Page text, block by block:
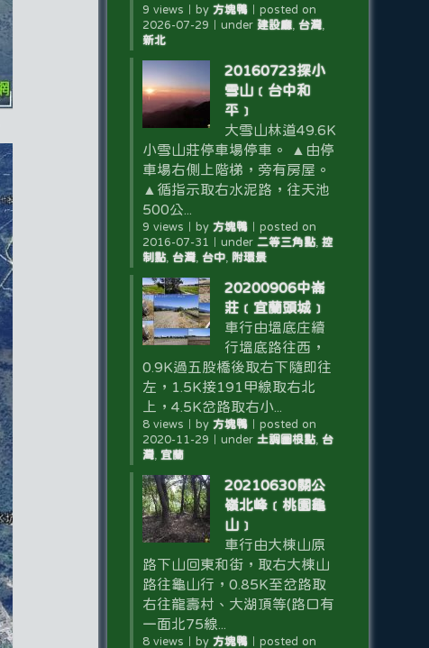
9 views by 方塊鴨｜ posted on
2026-07-29
under 建設廳, 台灣,
新北
20160723探小
雪山﹝台中和
平﹞
大雪山林道49.6K
小雪山莊停車場停車。 ▲由停
車場右側上階梯，旁有房屋。
▲循指示取右水泥路，往天池
500公...
9 views by 方塊鴨｜ posted on
2016-07-31
under 二等三角點, 控
制點, 台灣, 台中, 附環景
20200906中崙
莊﹝宜蘭頭城﹞
車行由塭底庄續
行塭底路往西，
0.9K過五股橋後取右下隨即往
左，1.5K接191甲線取右北
上，4.5K岔路取右小...
8 views by 方塊鴨｜ posted on
2020-11-29
under 土調圖根點, 台
灣, 宜蘭
20210630關公
嶺北峰﹝桃園龜
山﹞
車行由大棟山原
路下山回東和街，取右大棟山
路往龜山行，0.85K至岔路取
右往龍壽村、大湖頂等(路口有
一面北75線...
8 views by 方塊鴨｜ posted on